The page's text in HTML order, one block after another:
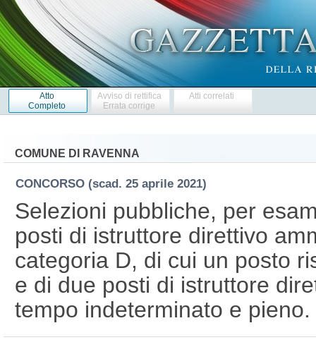
Atto
Completo
Avviso di rettifica
Errata corrige
Atti correlati
COMUNE DI RAVENNA
CONCORSO (scad. 25 aprile 2021)
Selezioni pubbliche, per
posti di istruttore direttivo
categoria D, di cui un posto
e di due posti di istruttore
tempo indeterminato e pieno.